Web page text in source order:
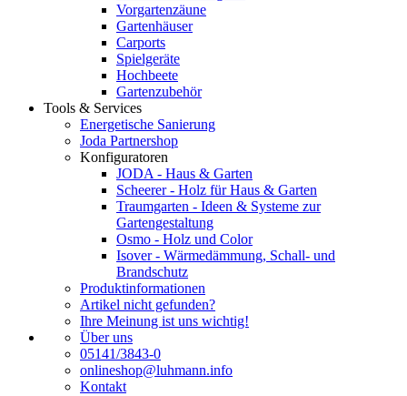
Vorgartenzäune
Gartenhäuser
Carports
Spielgeräte
Hochbeete
Gartenzubehör
Tools & Services
Energetische Sanierung
Joda Partnershop
Konfiguratoren
JODA - Haus & Garten
Scheerer - Holz für Haus & Garten
Traumgarten - Ideen & Systeme zur
Gartengestaltung
Osmo - Holz und Color
Isover - Wärmedämmung, Schall- und
Brandschutz
Produktinformationen
Artikel nicht gefunden?
Ihre Meinung ist uns wichtig!
Über uns
05141/3843-0
onlineshop@luhmann.info
Kontakt